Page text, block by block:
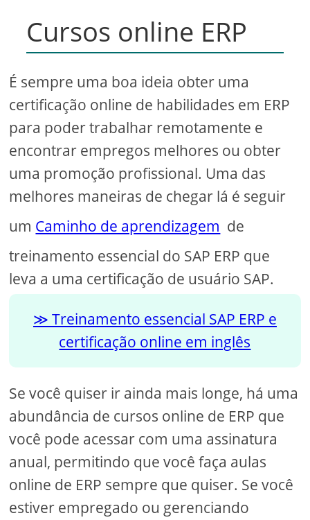
Cursos online ERP
É sempre uma boa ideia obter uma
certificação online de habilidades em ERP
para poder trabalhar remotamente e
encontrar empregos melhores ou obter
uma promoção profissional. Uma das
melhores maneiras de chegar lá é seguir
um Caminho de aprendizagem de
treinamento essencial do SAP ERP que
leva a uma certificação de usuário SAP.
Treinamento essencial SAP ERP e
certificação online em inglês
Se você quiser ir ainda mais longe, há uma
abundância de cursos online de ERP que
você pode acessar com uma assinatura
anual, permitindo que você faça aulas
online de ERP sempre que quiser. Se você
estiver empregado ou gerenciando